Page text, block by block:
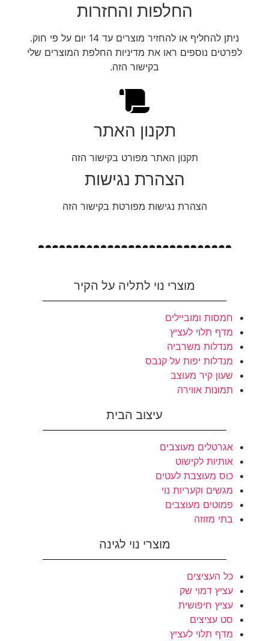
החלפות והחזרות
ניתן להחליף או להחזיר מוצרים עד 14 יום על פי חוק.
לפרטים נוספים ראו את מדיניות החלפת המוצרים שלי
בקישור הזה.
תקנון האתר
תקנון האתר מפורט בקישור הזה
הצהרת נגישות
הצהרת נגישות מפורטת בקישור הזה
מוצרי נוי לתליה על הקיר
חמסות ומוביילים
מדף תלוי לעציץ
מנדלות משרביה
מנדלות יפות על קנבס
שעון קיר מעוצב
תמונות אווירה
עיצוב הבית
אגרטלים מעוצבים
אותיות לקישוט
כוס מעוצבת לעטים
מגשים וקעריות נוי
פמוטים מעוצבים
בתי מזוזה
מוצרי נוי לגינה
כל העציצים
עציץ דמוי שק
עציץ חיפושית
סט עציצים
מדף תלוי לעציץ